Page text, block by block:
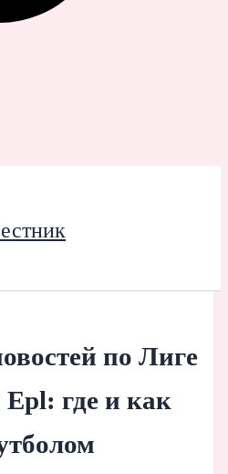
по Лиге
где и как